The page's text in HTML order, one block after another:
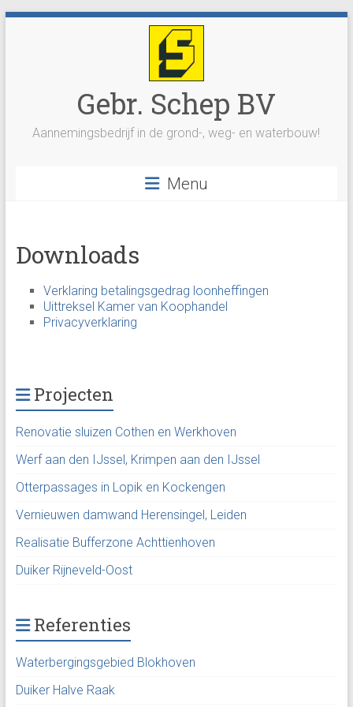
Gebr. Schep BV
Aannemingsbedrijf in de grond-, weg- en waterbouw!
Menu
Downloads
Verklaring betalingsgedrag loonheffingen
Uittreksel Kamer van Koophandel
Privacyverklaring
Projecten
Renovatie sluizen Cothen en Werkhoven
Werf aan den IJssel, Krimpen aan den IJssel
Otterpassages in Lopik en Kockengen
Vernieuwen damwand Herensingel, Leiden
Realisatie Bufferzone Achttienhoven
Duiker Rijneveld-Oost
Referenties
Waterbergingsgebied Blokhoven
Duiker Halve Raak